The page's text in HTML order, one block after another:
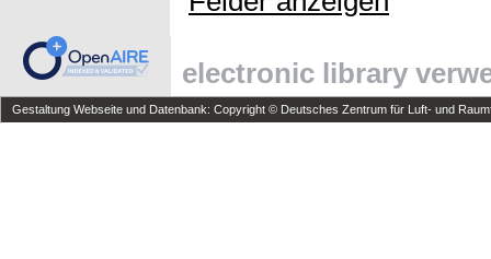
electronic library
Gestaltung Webseite und Datenbank: Copyright © Deutsches Zentrum für Luft- und